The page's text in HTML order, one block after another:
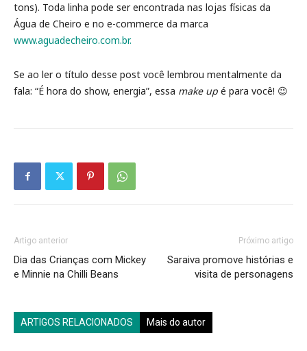
tons). Toda linha pode ser encontrada nas lojas físicas da
Água de Cheiro e no e-commerce da marca
www.aguadecheiro.com.br.
Se ao ler o título desse post você lembrou mentalmente da
fala: “É hora do show, energia”, essa make up é para você! 😉
Artigo anterior
Dia das Crianças com Mickey
e Minnie na Chilli Beans
Próximo artigo
Saraiva promove histórias e
visita de personagens
ARTIGOS RELACIONADOS Mais do autor